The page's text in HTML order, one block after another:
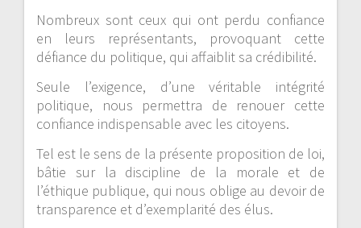
Nombreux sont ceux qui ont perdu confiance
en leurs représentants, provoquant cette
défiance du politique, qui affaiblit sa crédibilité.
Seule l’exigence, d’une véritable intégrité
politique, nous permettra de renouer cette
confiance indispensable avec les citoyens.
Tel est le sens de la présente proposition de loi,
bâtie sur la discipline de la morale et de
l’éthique publique, qui nous oblige au devoir de
transparence et d’exemplarité des élus.